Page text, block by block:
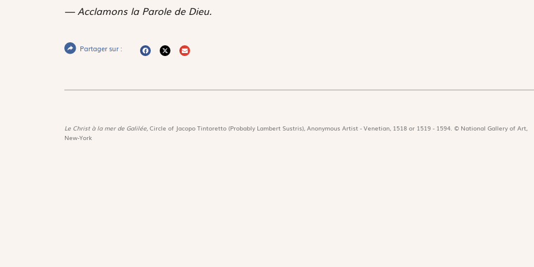
— Acclamons la Parole de Dieu.
Partager sur :
Le Christ à la mer de Galilée, Circle of Jacopo Tintoretto (Probably Lambert Sustris), Anonymous Artist - Venetian, 1518 or 1519 - 1594. © National Gallery of Art,
New-York